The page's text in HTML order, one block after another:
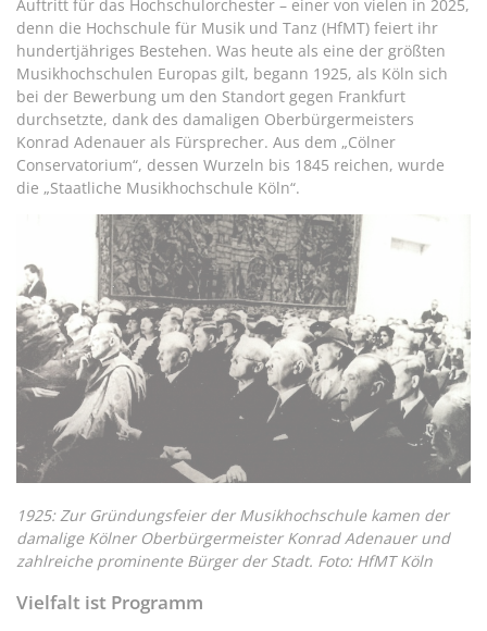
Auftritt für das Hochschulorchester – einer von vielen in 2025,
denn die Hochschule für Musik und Tanz (HfMT) feiert ihr
hundertjähriges Bestehen. Was heute als eine der größten
Musikhochschulen Europas gilt, begann 1925, als Köln sich
bei der Bewerbung um den Standort gegen Frankfurt
durchsetzte, dank des damaligen Oberbürgermeisters
Konrad Adenauer als Fürsprecher. Aus dem „Cölner
Conservatorium“, dessen Wurzeln bis 1845 reichen, wurde
die „Staatliche Musikhochschule Köln“.
1925: Zur Gründungsfeier der Musikhochschule kamen der
damalige Kölner Oberbürgermeister Konrad Adenauer und
zahlreiche prominente Bürger der Stadt. Foto: HfMT Köln
Vielfalt ist Programm